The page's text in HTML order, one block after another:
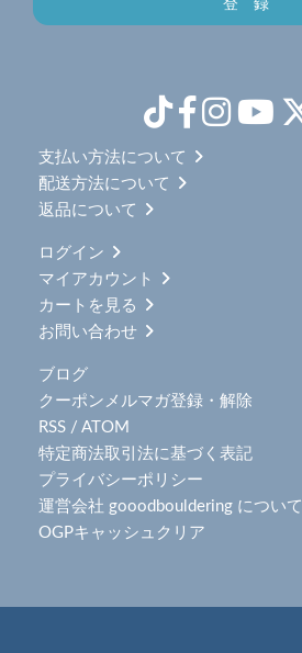
支払い方法について
配送方法について
返品について
ログイン
マイアカウント
カートを見る
お問い合わせ
ブログ
クーポンメルマガ登録・解除
RSS / ATOM
特定商法取引法に基づく表記
プライバシーポリシー
運営会社 gooodbouldering について
OGPキャッシュクリア